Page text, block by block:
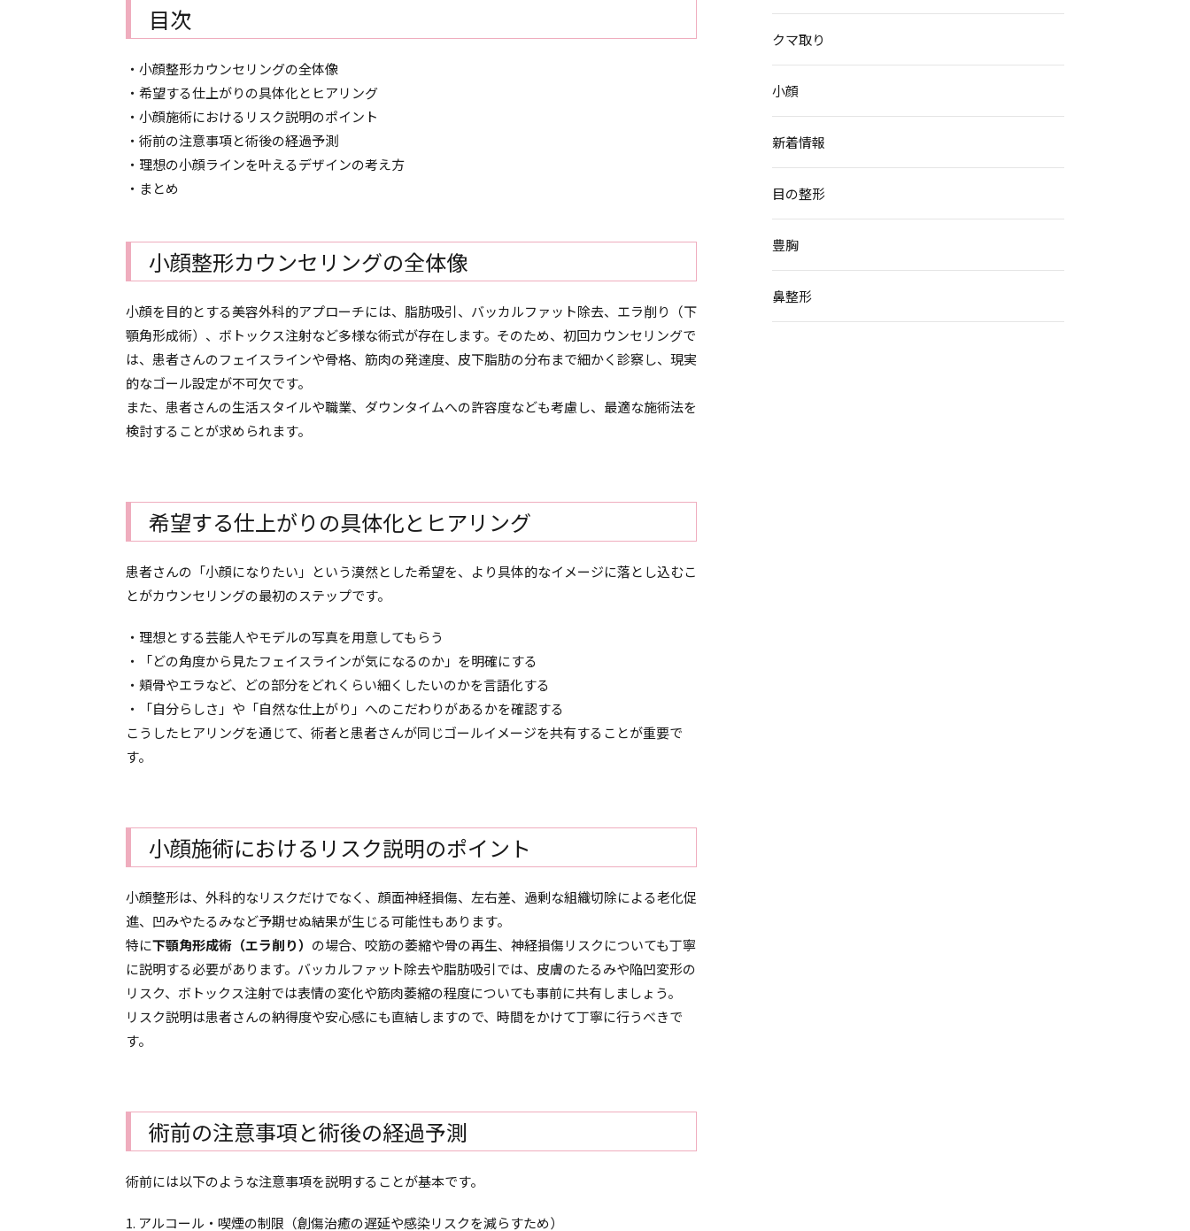
目次
・小顔整形カウンセリングの全体像
・希望する仕上がりの具体化とヒアリング
・小顔施術におけるリスク説明のポイント
・術前の注意事項と術後の経過予測
・理想の小顔ラインを叶えるデザインの考え方
・まとめ
小顔整形カウンセリングの全体像
小顔を目的とする美容外科的アプローチには、脂肪吸引、バッカルファット除去、エラ削り（下
顎角形成術）、ボトックス注射など多様な術式が存在します。そのため、初回カウンセリングで
は、患者さんのフェイスラインや骨格、筋肉の発達度、皮下脂肪の分布まで細かく診察し、現実
的なゴール設定が不可欠です。
また、患者さんの生活スタイルや職業、ダウンタイムへの許容度なども考慮し、最適な施術法を
検討することが求められます。
希望する仕上がりの具体化とヒアリング
患者さんの「小顔になりたい」という漠然とした希望を、より具体的なイメージに落とし込むこ
とがカウンセリングの最初のステップです。
・理想とする芸能人やモデルの写真を用意してもらう
・「どの角度から見たフェイスラインが気になるのか」を明確にする
・頬骨やエラなど、どの部分をどれくらい細くしたいのかを言語化する
・「自分らしさ」や「自然な仕上がり」へのこだわりがあるかを確認する
こうしたヒアリングを通じて、術者と患者さんが同じゴールイメージを共有することが重要で
す。
小顔施術におけるリスク説明のポイント
小顔整形は、外科的なリスクだけでなく、顔面神経損傷、左右差、過剰な組織切除による老化促
進、凹みやたるみなど予期せぬ結果が生じる可能性もあります。
特に下顎角形成術（エラ削り） の場合、咬筋の萎縮や骨の再生、神経損傷リスクについても丁寧
に説明する必要があります。バッカルファット除去や脂肪吸引では、皮膚のたるみや陥凹変形の
リスク、ボトックス注射では表情の変化や筋肉萎縮の程度についても事前に共有しましょう。
リスク説明は患者さんの納得度や安心感にも直結しますので、時間をかけて丁寧に行うべきで
す。
術前の注意事項と術後の経過予測
術前には以下のような注意事項を説明することが基本です。
1. アルコール・喫煙の制限（創傷治癒の遅延や感染リスクを減らすため）
クマ取り
小顔
新着情報
目の整形
豊胸
鼻整形